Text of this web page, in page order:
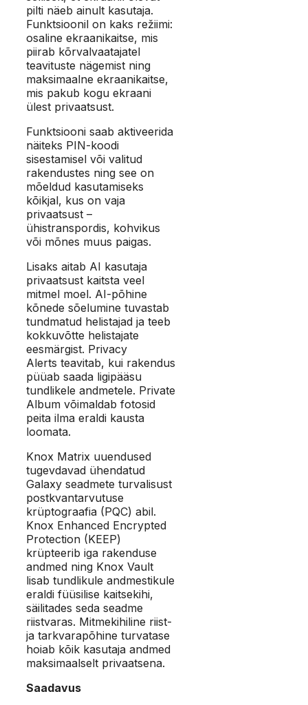
pilti näeb ainult kasutaja.
Funktsioonil on kaks režiimi:
osaline ekraanikaitse, mis
piirab kõrvalvaatajatel
teavituste nägemist ning
maksimaalne ekraanikaitse,
mis pakub kogu ekraani
ülest privaatsust.
Funktsiooni saab aktiveerida
näiteks PIN-koodi
sisestamisel või valitud
rakendustes ning see on
mõeldud kasutamiseks
kõikjal, kus on vaja
privaatsust –
ühistranspordis, kohvikus
või mõnes muus paigas.
Lisaks aitab AI kasutaja
privaatsust kaitsta veel
mitmel moel. AI-põhine
kõnede sõelumine tuvastab
tundmatud helistajad ja teeb
kokkuvõtte helistajate
eesmärgist. Privacy
Alerts teavitab, kui rakendus
püüab saada ligipääsu
tundlikele andmetele. Private
Album võimaldab fotosid
peita ilma eraldi kausta
loomata.
Knox Matrix uuendused
tugevdavad ühendatud
Galaxy seadmete turvalisust
postkvantarvutuse
krüptograafia (PQC) abil.
Knox Enhanced Encrypted
Protection (KEEP)
krüpteerib iga rakenduse
andmed ning Knox Vault
lisab tundlikule andmestikule
eraldi füüsilise kaitsekihi,
säilitades seda seadme
riistvaras. Mitmekihiline riist-
ja tarkvarapõhine turvatase
hoiab kõik kasutaja andmed
maksimaalselt privaatsena.
Saadavus